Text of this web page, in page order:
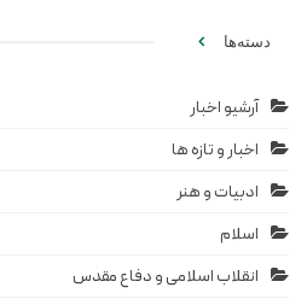
دسته‌ها
آرشیو اخبار
اخبار و تازه ها
ادبیات و هنر
اسلام
انقلاب اسلامی و دفاع مقدس